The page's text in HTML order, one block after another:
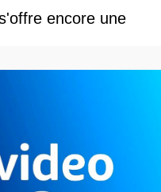
encore une